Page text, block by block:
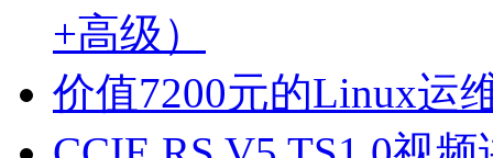
+高级）
价值7200元的Linux运